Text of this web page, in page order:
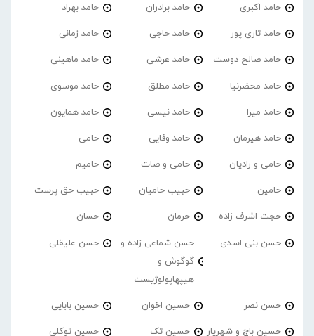
حامد اکبری حامد برادران حامد بهراد
حامد تاری پور حامد حاجی حامد زمانی
حامد صالح دوست حامد عرشی حامد ماهینی
حامد محضرنیا حامد مطلق حامد موسوی
حامد میرا حامد نیسی حامد همایون
حامد هیرمان حامد وفایی حامی
حامی و رادیان حامی و صات حامیم
حامین حبیب حامیان حبیب حق پرست
حجت اشرف زاده حرمان حسان
حسن بنی اسدی
حسن شماعی زاده و
گوگوش و
هیپهاپولوژیست
حسن علیقلی
حسن نصر حسین اخوان حسین بابایی
حسین باج و شهریار حسین تک حسین توکلی